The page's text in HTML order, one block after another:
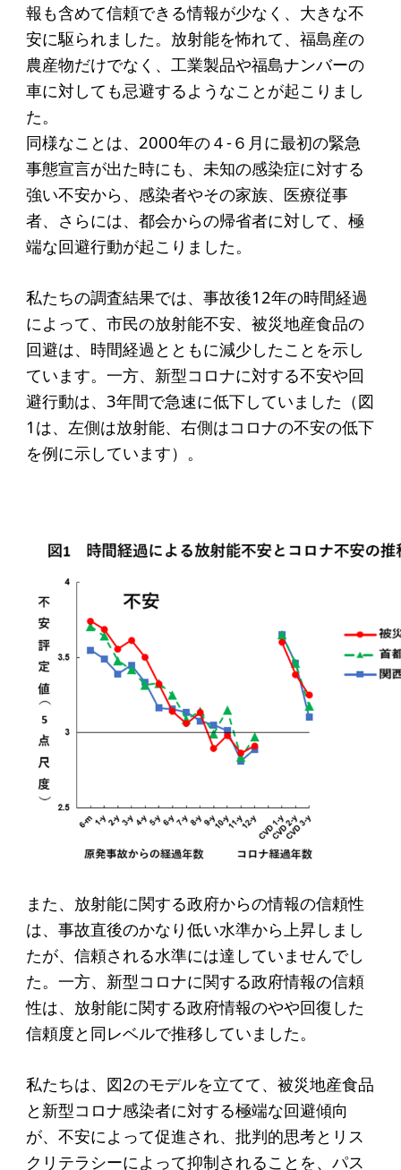
給付型奨学金
事業方針
給付型奨学金とは
ソーシャルビジネス支援
事業方針
ソーシャルビジネスとは
丸和育志会の考える
ソーシャルビジネス
受賞者一覧
ソーシャルビジネス研究会
研究会一覧
ELPASO会
ELPASO会とは
入会案内
会員限定ページ
お手続き
寄付支援者
ニュース・コラム
ニュース
コラム
報も含めて信頼できる情報が少なく、大きな不
安に駆られました。放射能を怖れて、福島産の
農産物だけでなく、工業製品や福島ナンバーの
車に対しても忌避するようなことが起こりまし
た。
同様なことは、2000年の４-６月に最初の緊急
事態宣言が出た時にも、未知の感染症に対する
強い不安から、感染者やその家族、医療従事
者、さらには、都会からの帰省者に対して、極
端な回避行動が起こりました。
私たちの調査結果では、事故後12年の時間経過
によって、市民の放射能不安、被災地産食品の
回避は、時間経過とともに減少したことを示し
ています。一方、新型コロナに対する不安や回
避行動は、3年間で急速に低下していました（図
1は、左側は放射能、右側はコロナの不安の低下
を例に示しています）。
また、放射能に関する政府からの情報の信頼性
は、事故直後のかなり低い水準から上昇しまし
たが、信頼される水準には達していませんでし
た。一方、新型コロナに関する政府情報の信頼
性は、放射能に関する政府情報のやや回復した
信頼度と同レベルで推移していました。
私たちは、図2のモデルを立てて、被災地産食品
と新型コロナ感染者に対する極端な回避傾向
が、不安によって促進され、批判的思考とリス
クリテラシーによって抑制されることを、パス